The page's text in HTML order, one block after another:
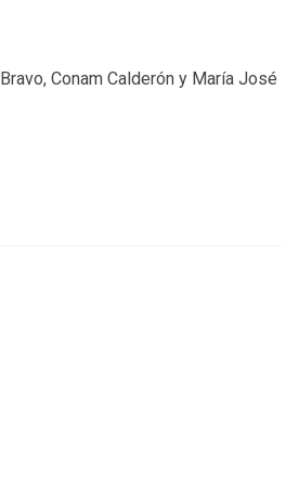
Conam Calderón y María José